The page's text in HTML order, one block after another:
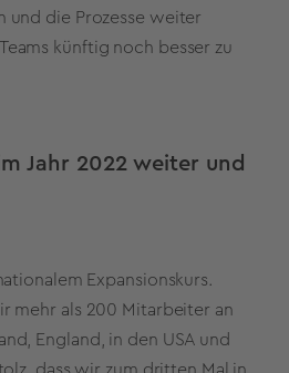
und die Prozesse weiter
künftig noch besser zu
Jahr 2022 weiter und
Expansionskurs.
mehr als 200 Mitarbeiter an
England, in den USA und
dass wir zum dritten Mal in